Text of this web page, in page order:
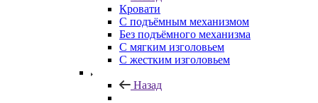
Кровати
С подъёмным механизмом
Без подъёмного механизма
С мягким изголовьем
С жестким изголовьем
Назад